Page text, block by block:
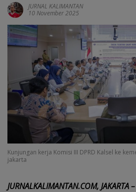
JURNAL KALIMANTAN
10 November 2025
Kunjungan kerja Komisi III DPRD Kalsel ke
jakarta
‎JURNALKALIMANTAN.COM, JAKARTA –